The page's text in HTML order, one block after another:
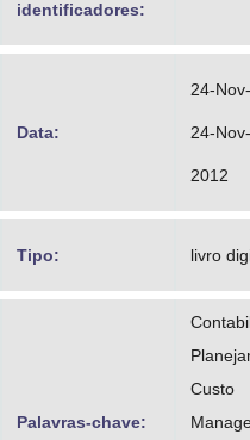
identificadores:
Data:
24-
24-
2012
Tipo: livro
Palavras-chave:
Custo